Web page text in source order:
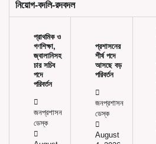
নিয়োগ-বদলি-রদবদল
প্রাথমিক ও
গণশিক্ষা,
জ্বালানিসহ
চার সচিব
পদে
পরিবর্তন
জনপ্রশাসন
ডেস্ক
প্রশাসনের
শীর্ষ পদে
আসছে বড়
পরিবর্তন
জনপ্রশাসন
ডেস্ক
August